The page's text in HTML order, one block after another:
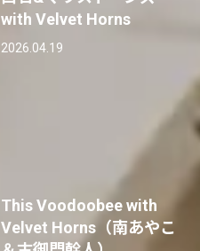
with Velvet Horns
2026.04.19
This Voodoobee with
Velvet Horns（南あやこ